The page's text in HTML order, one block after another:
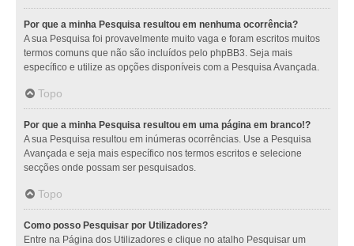
Por que a minha Pesquisa resultou em nenhuma ocorrência?
A sua Pesquisa foi provavelmente muito vaga e foram escritos muitos
termos comuns que não são incluídos pelo phpBB3. Seja mais
específico e utilize as opções disponíveis com a Pesquisa Avançada.
Topo
Por que a minha Pesquisa resultou em uma página em branco!?
A sua Pesquisa resultou em inúmeras ocorrências. Use a Pesquisa
Avançada e seja mais específico nos termos escritos e selecione
secções onde possam ser pesquisados.
Topo
Como posso Pesquisar por Utilizadores?
Entre na Página dos Utilizadores e clique no atalho Pesquisar um